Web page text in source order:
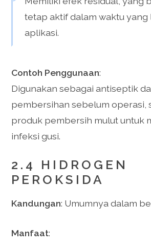
tetap aktif dalam waktu yang
aplikasi.
Contoh Penggunaan:
Digunakan sebagai antiseptik
pembersihan sebelum operasi,
produk pembersih mulut untuk
infeksi gusi.
2.4 HIDROGEN
PEROKSIDA
Kandungan: Umumnya dalam
Manfaat: